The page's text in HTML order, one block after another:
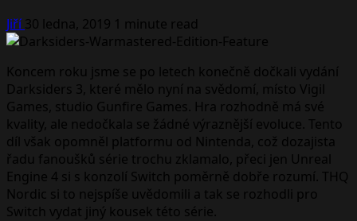
Jiří 30 ledna, 2019 1 minute read
Koncem roku jsme se po letech konečně dočkali vydání
Darksiders 3, které mělo nyní na svědomí, místo Vigil
Games, studio Gunfire Games. Hra rozhodně má své
kvality, ale nedočkala se žádné výraznější evoluce. Tento
díl však opomněl platformu od Nintenda, což dozajista
řadu fanoušků série trochu zklamalo, přeci jen Unreal
Engine 4 si s konzolí Switch poměrně dobře rozumí. THQ
Nordic si to nejspíše uvědomili a tak se rozhodli pro
Switch vydat jiný kousek této série.